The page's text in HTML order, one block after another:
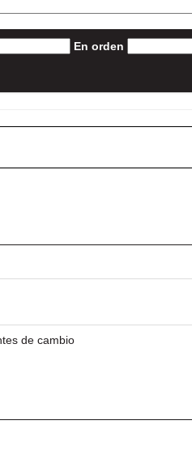
En orden
de cambio